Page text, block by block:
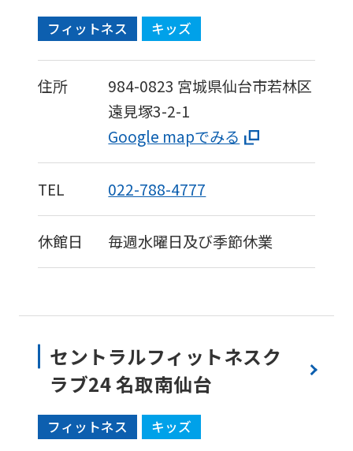
フィットネス キッズ
住所 984-0823 宮城県仙台市若林区
遠見塚3-2-1
Google mapでみる
TEL 022-788-4777
休館日 毎週水曜日及び季節休業
セントラルフィットネスク
ラブ24 名取南仙台
フィットネス キッズ